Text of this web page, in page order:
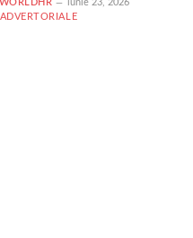
WORLDHR
iunie 23, 2026
ADVERTORIALE